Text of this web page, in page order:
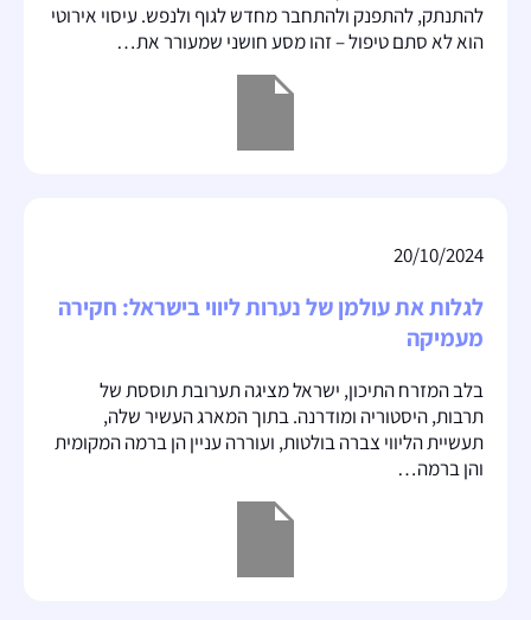
להתנתק, להתפנק ולהתחבר מחדש לגוף ולנפש. עיסוי אירוטי
הוא לא סתם טיפול – זהו מסע חושני שמעורר את…
20/10/2024
לגלות את עולמן של נערות ליווי בישראל: חקירה
מעמיקה
בלב המזרח התיכון, ישראל מציגה תערובת תוססת של
תרבות, היסטוריה ומודרנה. בתוך המארג העשיר שלה,
תעשיית הליווי צברה בולטות, ועוררה עניין הן ברמה המקומית
והן ברמה…